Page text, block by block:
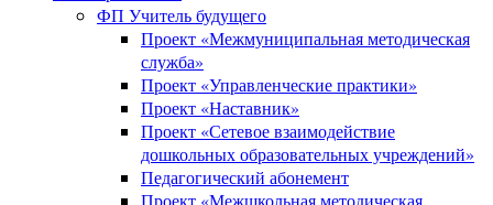
ФП Учитель будущего
Проект «Межмуниципальная методическая
служба»
Проект «Управленческие практики»
Проект «Наставник»
Проект «Сетевое взаимодействие
дошкольных образовательных учреждений»
Педагогический абонемент
Проект «Межшкольная методическая